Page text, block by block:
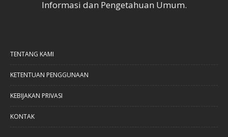
Informasi dan Pengetahuan Umum.
TENTANG KAMI
KETENTUAN PENGGUNAAN
KEBIJAKAN PRIVASI
KONTAK